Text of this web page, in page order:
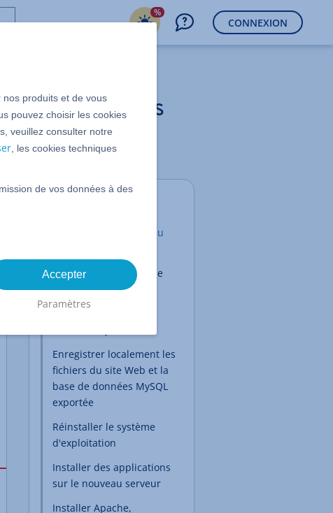
%
CONNEXION
site web et les
Identifier les fichiers du
Sauvegarder la base de
données MySQL
Enregistrer localement les
fichiers du site Web et la
base de données MySQL
exportée
Réinstaller le système
d'exploitation
Installer des applications
sur le nouveau serveur
Installer Apache,
nos produits et de vous
pouvez choisir les cookies
veuillez consulter notre
, les cookies techniques
de vos données à des
Accepter
Paramètres